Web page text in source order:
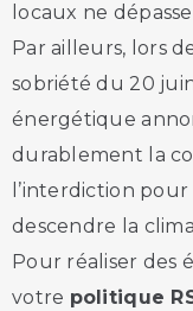
locaux ne dépasse
Par ailleurs, lors
sobriété du 20
énergétique
durablement la
l’interdiction
descendre la
Pour réaliser des
votre politique